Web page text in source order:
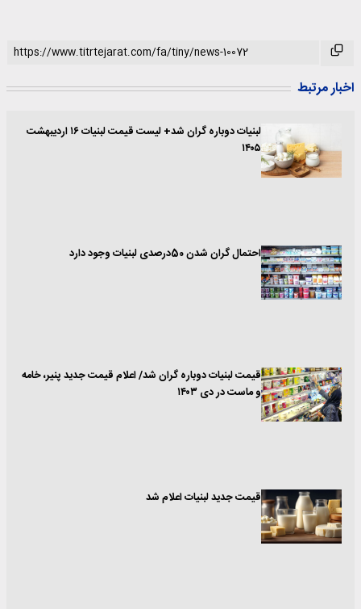
اخبار مرتبط
لبنیات دوباره گران شد+ لیست قیمت لبنیات ۱۶ اردیبهشت
۱۴۰۵
احتمال گران شدن 50درصدی لبنیات وجود دارد
قیمت لبنیات دوباره گران شد/ اعلام قیمت جدید پنیر، خامه
و ماست در دی ۱۴۰۳
قیمت جدید لبنیات اعلام شد